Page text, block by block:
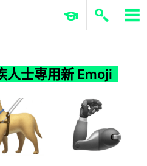
殘疾人士專用新 Emoji
ERP 與商業 AI
人士專用新 Emoji